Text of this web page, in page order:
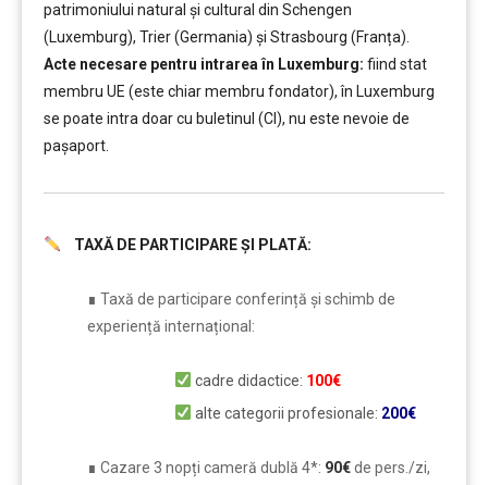
patrimoniului natural și cultural din Schengen
(Luxemburg), Trier (Germania) și Strasbourg (Franța).
Acte necesare pentru intrarea în Luxemburg: fiind stat
membru UE (este chiar membru fondator), în Luxemburg
se poate intra doar cu buletinul (CI), nu este nevoie de
pașaport.
TAXĂ DE PARTICIPARE ȘI PLATĂ:
∎ Taxă de participare conferință și schimb de
experiență internațional:
cadre didactice: 100€
alte categorii profesionale: 200€
∎ Cazare 3 nopți cameră dublă 4*: 90€de pers./zi,